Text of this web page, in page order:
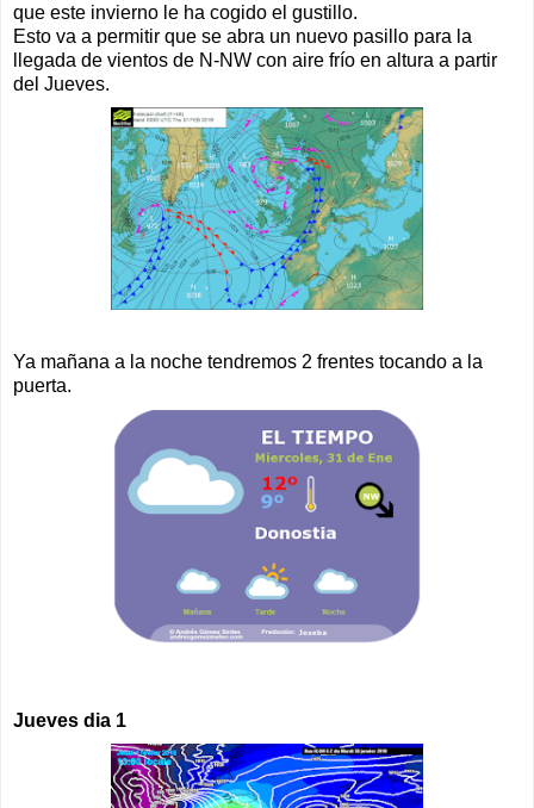
que este invierno le ha cogido el gustillo.
Esto va a permitir que se abra un nuevo pasillo para la
llegada de vientos de N-NW con aire frío en altura a partir
del Jueves.
Ya mañana a la noche tendremos 2 frentes tocando a la
puerta.
Jueves dia 1